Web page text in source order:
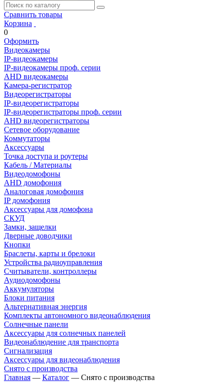
Сравнить товары
Корзина
0
Оформить
Видеокамеры
IP-видеокамеры
IP-видеокамеры проф. серии
AHD видеокамеры
Камера-регистратор
Видеорегистраторы
IP-видеорегистраторы
IP-видеорегистраторы проф. серии
AHD видеорегистраторы
Сетевое оборудование
Коммутаторы
Аксессуары
Точка доступа и роутеры
Кабель / Материалы
Видеодомофоны
AHD домофония
Аналоговая домофония
IP домофония
Аксессуары для домофона
СКУД
Замки, защелки
Дверные доводчики
Кнопки
Браслеты, карты и брелоки
Устройства радиоуправления
Считыватели, контроллеры
Аудиодомофоны
Аккумуляторы
Блоки питания
Альтернативная энергия
Комплекты автономного видеонаблюдения
Солнечные панели
Аксессуары для солнечных панелей
Видеонаблюдение для транспорта
Сигнализация
Аксессуары для видеонаблюдения
Снято с производства
Главная — Каталог — Снято с производства